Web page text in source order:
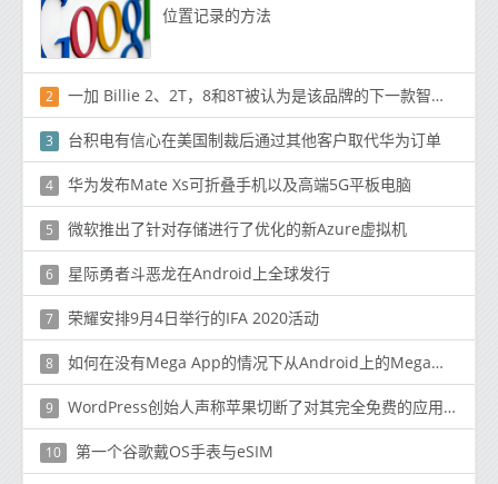
位置记录的方法
2 一加 Billie 2、2T，8和8T被认为是该品牌的下一款智能手机
3 台积电有信心在美国制裁后通过其他客户取代华为订单
4 华为发布Mate Xs可折叠手机以及高端5G平板电脑
5 微软推出了针对存储进行了优化的新Azure虚拟机
6 星际勇者斗恶龙在Android上全球发行
7 荣耀安排9月4日举行的IFA 2020活动
8 如何在没有Mega App的情况下从Android上的Mega下载
9 WordPress创始人声称苹果切断了对其完全免费的应用程序的更新
10 第一个谷歌戴OS手表与eSIM